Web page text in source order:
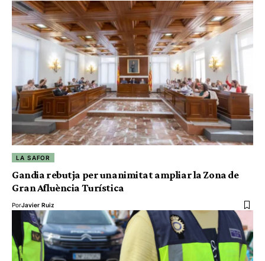
LA SAFOR
Gandia rebutja per unanimitat ampliar la Zona de
Gran Afluència Turística
PorJavier Ruiz